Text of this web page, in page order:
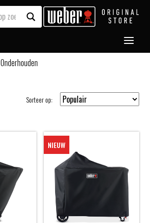
Onderhouden
Sorteer op:
NIEUW